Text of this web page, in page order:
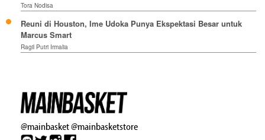
Tora Nodisa
Reuni di Houston, Ime Udoka Punya Ekspektasi Besar untuk
Marcus Smart
Ragil Putri Irmalia
@mainbasket@mainbasketstore